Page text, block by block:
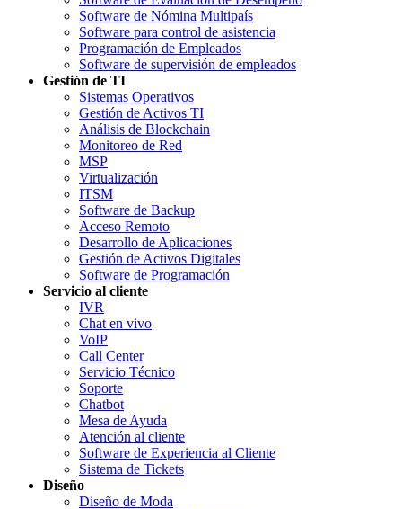
Software de Nómina Multipaís
Software para control de asistencia
Programación de Empleados
Software de supervisión de empleados
Gestión de TI
Sistemas Operativos
Gestión de Activos TI
Análisis de Blockchain
Monitoreo de Red
MSP
Virtualización
ITSM
Software de Backup
Acceso Remoto
Desarrollo de Aplicaciones
Gestión de Activos Digitales
Software de Programación
Servicio al cliente
IVR
Chat en vivo
VoIP
Call Center
Servicio Técnico
Soporte
Chatbot
Mesa de Ayuda
Atención al cliente
Software de Experiencia al Cliente
Sistema de Tickets
Diseño
Diseño de Moda